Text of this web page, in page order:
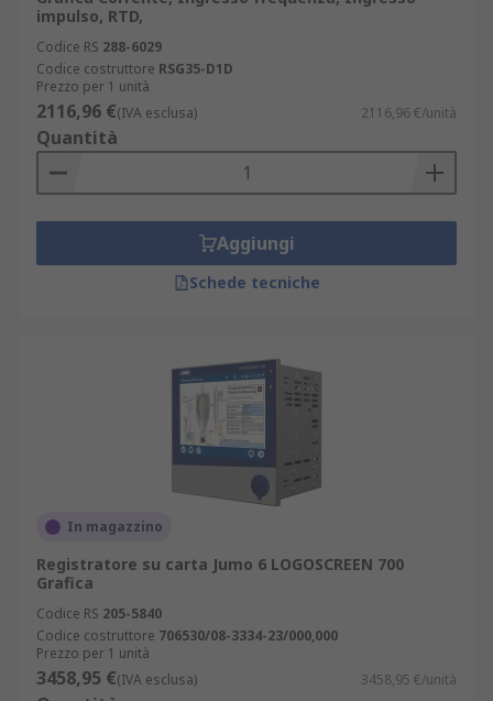
impulso, RTD,
Codice RS 288-6029
Codice costruttore RSG35-D1D
Prezzo per 1 unità
2116,96 €(IVA esclusa) 2116,96 €/unità
Quantità
Aggiungi
Schede tecniche
In magazzino
Registratore su carta Jumo 6 LOGOSCREEN 700
Grafica
Codice RS 205-5840
Codice costruttore 706530/08-3334-23/000,000
Prezzo per 1 unità
3458,95 €(IVA esclusa) 3458,95 €/unità